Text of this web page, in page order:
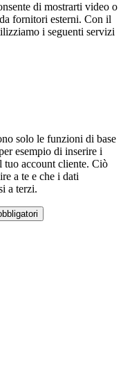
di mostrarti video o
fornitori esterni. Con il
i seguenti servizi
solo le funzioni di base
esempio di inserire i
tuo account cliente. Ciò
a te e che i dati
a terzi.